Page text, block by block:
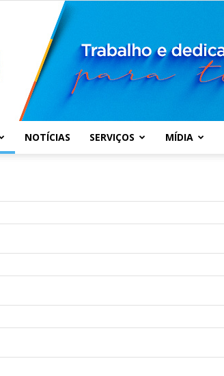
Municipal
NOTÍCIAS SERVIÇOS MÍDIA